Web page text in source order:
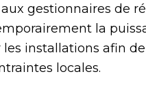
gestionnaires de
la
les installations afin
locales.